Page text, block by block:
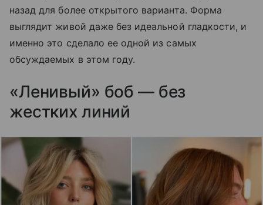
назад для более открытого варианта. Форма
выглядит живой даже без идеальной гладкости, и
именно это сделало ее одной из самых
обсуждаемых в этом году.
«Ленивый» боб — без
жестких линий